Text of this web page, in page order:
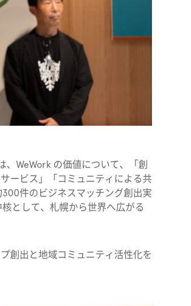
WeWork の価値について、「創
ービス」「コミュニティによる共
件のビジネスマッチング創出実
核として、札幌から世界へ広がる
創出と地域コミュニティ活性化を